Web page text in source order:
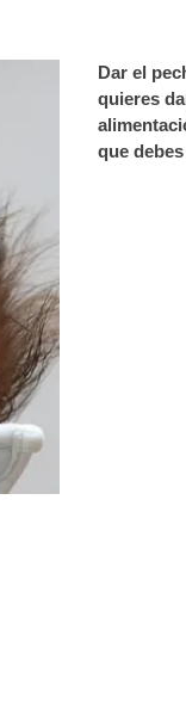
Dar el
quieres
que